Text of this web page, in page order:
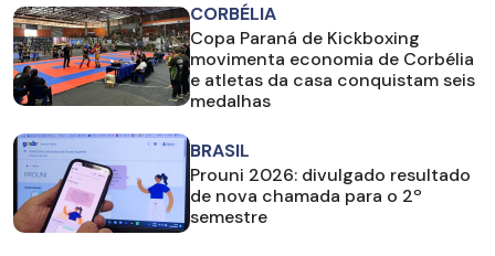
CORBÉLIA
Copa Paraná de Kickboxing
movimenta economia de Corbélia
e atletas da casa conquistam seis
medalhas
BRASIL
Prouni 2026: divulgado resultado
de nova chamada para o 2º
semestre